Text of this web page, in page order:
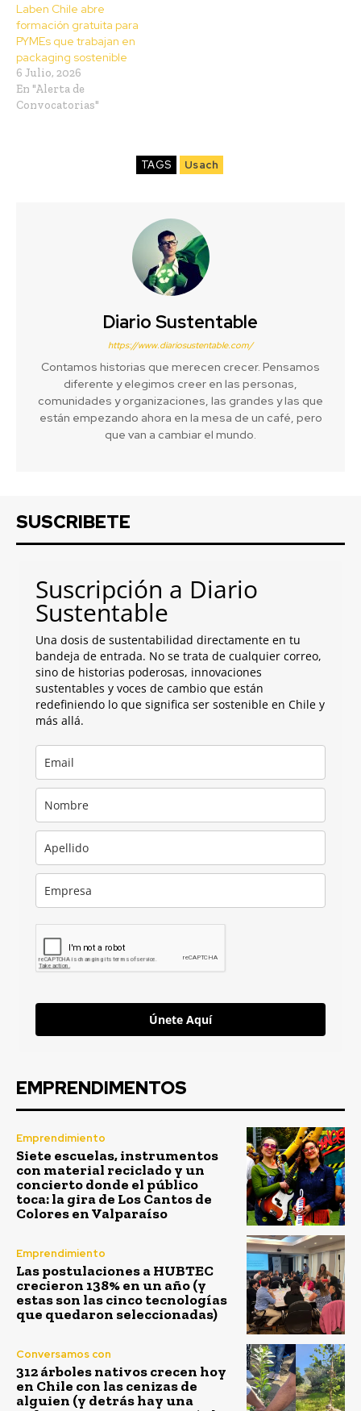
Laben Chile abre
formación gratuita para
PYMEs que trabajan en
packaging sostenible
6 Julio, 2026
En "Alerta de
Convocatorias"
TAGS Usach
Diario Sustentable
https://www.diariosustentable.com/
Contamos historias que merecen crecer. Pensamos
diferente y elegimos creer en las personas,
comunidades y organizaciones, las grandes y las que
están empezando ahora en la mesa de un café, pero
que van a cambiar el mundo.
SUSCRIBETE
Suscripción a Diario
Sustentable
Una dosis de sustentabilidad directamente en tu
bandeja de entrada. No se trata de cualquier correo,
sino de historias poderosas, innovaciones
sustentables y voces de cambio que están
redefiniendo lo que significa ser sostenible en Chile y
más allá.
Únete Aquí
EMPRENDIMENTOS
Emprendimiento
Siete escuelas, instrumentos
con material reciclado y un
concierto donde el público
toca: la gira de Los Cantos de
Colores en Valparaíso
Emprendimiento
Las postulaciones a HUBTEC
crecieron 138% en un año (y
estas son las cinco tecnologías
que quedaron seleccionadas)
Conversamos con
312 árboles nativos crecen hoy
en Chile con las cenizas de
alguien (y detrás hay una